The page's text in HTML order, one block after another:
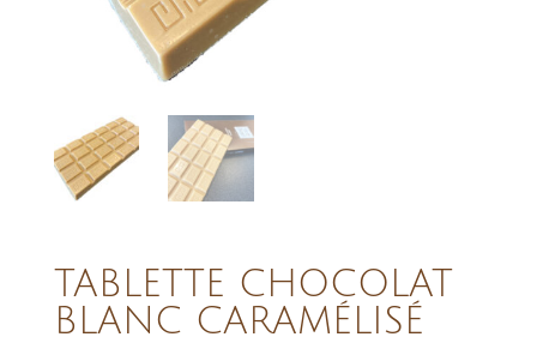
TABLETTE CHOCOLAT
BLANC CARAMÉLISÉ